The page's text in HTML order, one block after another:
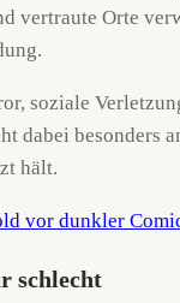
Orte
dabei besonders
hält.
schlecht